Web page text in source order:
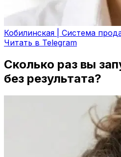
Кобилинская | Система
Читать в Telegram
Сколько раз вы
без результата?